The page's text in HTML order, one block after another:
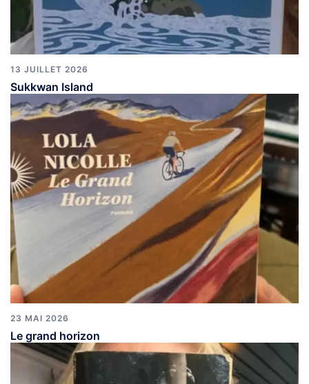
13 JUILLET 2026
Sukkwan Island
23 MAI 2026
Le grand horizon